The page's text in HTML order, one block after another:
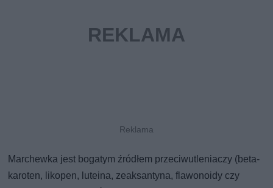
Marchewka jest bogatym źródłem przeciwutleniaczy (beta-
karoten, likopen, luteina, zeaksantyna, flawonoidy czy